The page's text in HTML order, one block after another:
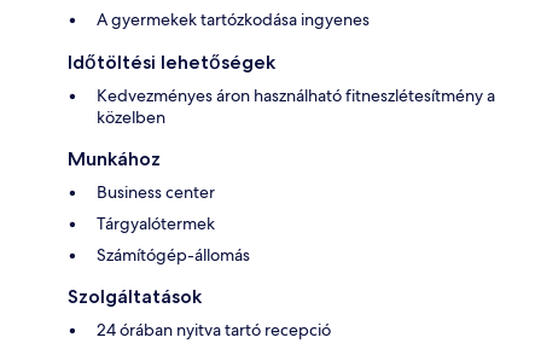
A gyermekek tartózkodása ingyenes
Időtöltési lehetőségek
Kedvezményes áron használható fitneszlétesítmény a
közelben
Munkához
Business center
Tárgyalótermek
Számítógép-állomás
Szolgáltatások
24 órában nyitva tartó recepció